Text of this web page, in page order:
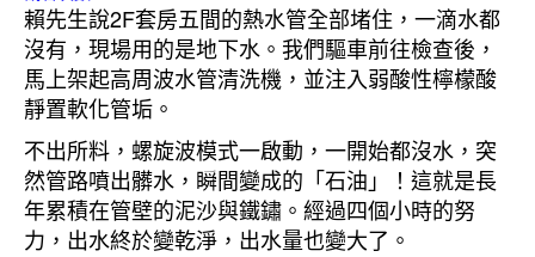
賴先生說2F套房五間的熱水管全部堵住，一滴水都
沒有，現場用的是地下水。我們驅車前往檢查後，
馬上架起高周波水管清洗機，並注入弱酸性檸檬酸
靜置軟化管垢。
不出所料，螺旋波模式一啟動，一開始都沒水，突
然管路噴出髒水，瞬間變成的「石油」！這就是長
年累積在管壁的泥沙與鐵鏽。經過四個小時的努
力，出水終於變乾淨，出水量也變大了。